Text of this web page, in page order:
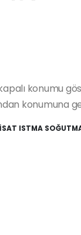
konumu
konumuna
ISTMA